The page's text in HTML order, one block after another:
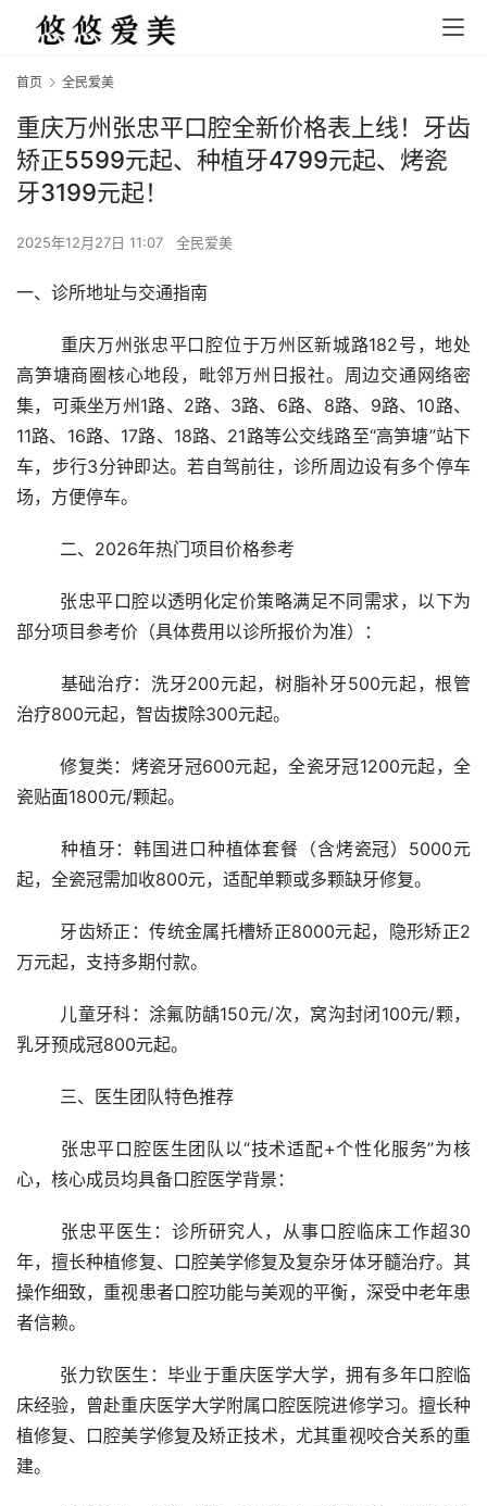
首页 全民爱美
重庆万州张忠平口腔全新价格表上线！牙齿
矫正5599元起、种植牙4799元起、烤瓷
牙3199元起！
2025年12月27日 11:07 全民爱美
一、诊所地址与交通指南
高笋塘商圈核心地段，毗邻万州日报社。周边交通网络密
集，可乘坐万州1路、2路、3路、6路、8路、9路、10路、
11路、16路、17路、18路、21路等公交线路至“高笋塘”站下
车，步行3分钟即达。若自驾前往，诊所周边设有多个停车
场，方便停车。
	二、2026年热门项目价格参考
部分项目参考价（具体费用以诊所报价为准）：
治疗800元起，智齿拔除300元起。
	修复类：烤瓷牙冠600元起，全瓷牙冠1200元起，全
瓷贴面1800元/颗起。
起，全瓷冠需加收800元，适配单颗或多颗缺牙修复。
万元起，支持多期付款。
乳牙预成冠800元起。
	三、医生团队特色推荐
心，核心成员均具备口腔医学背景：
年，擅长种植修复、口腔美学修复及复杂牙体牙髓治疗。其
操作细致，重视患者口腔功能与美观的平衡，深受中老年患
者信赖。
床经验，曾赴重庆医学大学附属口腔医院进修学习。擅长种
植修复、口腔美学修复及矫正技术，尤其重视咬合关系的重
建。